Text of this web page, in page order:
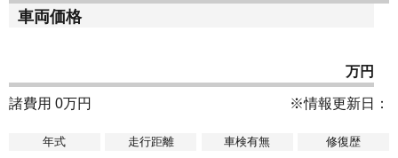
車両価格
万円
諸費用 0万円 ※情報更新日：
年式
走行距離
車検有無
修復歴